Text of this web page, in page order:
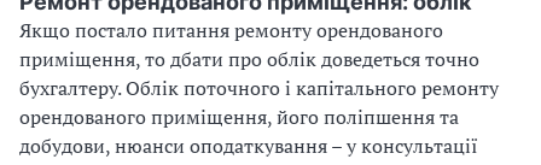
Якщо постало питання ремонту орендованого
приміщення, то дбати про облік доведеться точно
бухгалтеру. Облік поточного і капітального ремонту
орендованого приміщення, його поліпшення та
добудови, нюанси оподаткування – у консультації